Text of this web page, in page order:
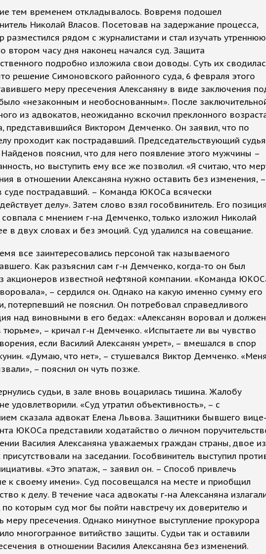
тем временем откладывалось. Вовремя подошел
Николай Власов. Посетовав на задержание процесса,
разместился рядом с журналистами и стал изучать утреннюю
втором часу дня наконец начался суд. Защита
подробно изложила свои доводы. Суть их
решение Симоновского районного суда, 6 февраля этого
меру пресечения Алексаняну в виде заключения
«незаконным и необоснованным». После
из адвокатов, неожиданно вскочил преклонного
представившийся Виктором Демченко. Он заявил, что по
проходит как пострадавший. Председательствующий судья
Найденов пояснил, что для него появление этого мужчины –
но выступить ему все же позволил. «Я считаю, что
в отношении Алексаняна нужно оставить без изменения, –
суде пострадавший. – Команда ЮКОСа всячески
делу». Затем слово взял гособвинитель. Его позиция
с мнением г-на Демченко, только изложил Николай
в двух словах и без эмоций. Суд удалился на совещание.
все заинтересовались персоной так называемого
Как разъяснил сам г-н Демченко, когда-то он был
акционеров известной нефтяной компании. «Команда
– сердился он. Однако на какую именно сумму его
потерпевший не пояснил. Он потребовал справедливого
над виновными в его бедах: «Алексанян воровал и должен
тюрьме», – кричал г-н Демченко. «Испытаете ли вы чувство
если Василий Алексанян умрет», – вмешался в спор
«Думаю, что нет», – стушевался Виктор Демченко. «Меня
– пояснил он чуть позже.
судьи, в зале вновь воцарилась тишина. Жалобу
удовлетворили. «Суд утратил объективность», – с
сказала адвокат Елена Львова. Защитники бывшего вице-
ЮКОСа представили ходатайство о личном
Василия Алексаняна уважаемых граждан страны, двое из
на заседании. Гособвинитель выступил
«Это эпатаж, – заявил он. – Способ привлечь
к своему имени». Суд посовещался на месте и приобщил
к делу. В течение часа адвокаты г-на Алексаняна
которым суд мог бы пойти навстречу их доверителю и
меру пресечения. Однако минутное выступление прокурора
многогранное витийство защиты. Судьи так и оставили
в отношении Василия Алексаняна без изменений.